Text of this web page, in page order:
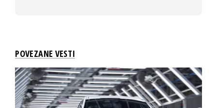
POVEZANE VESTI